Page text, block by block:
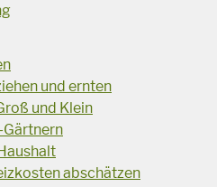
und ernten
und Klein
Gärtnern
abschätzen